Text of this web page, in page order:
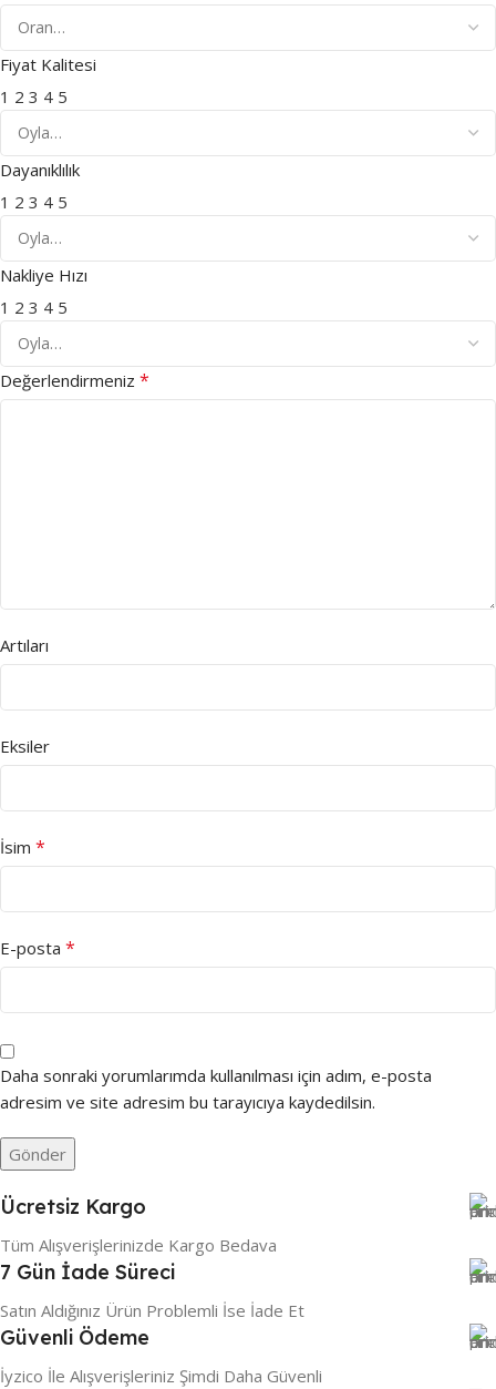
Fiyat Kalitesi
1 2 3 4 5
Dayanıklılık
1 2 3 4 5
Nakliye Hızı
1 2 3 4 5
Değerlendirmeniz *
Artıları
Eksiler
İsim *
E-posta *
Daha sonraki yorumlarımda kullanılması için adım, e-posta
adresim ve site adresim bu tarayıcıya kaydedilsin.
Ücretsiz Kargo
Tüm Alışverişlerinizde Kargo Bedava
7 Gün İade Süreci
Satın Aldığınız Ürün Problemli İse İade Et
Güvenli Ödeme
İyzico İle Alışverişleriniz Şimdi Daha Güvenli